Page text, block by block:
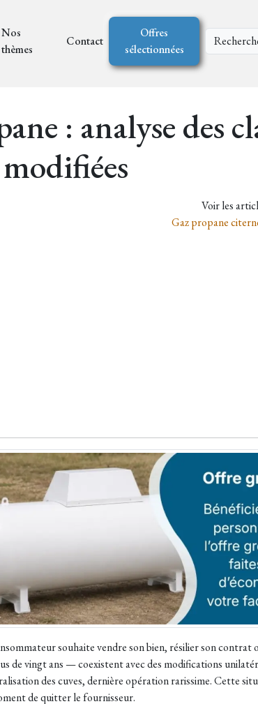
Nos
thèmes
Contact
Offres
sélectionnées
: analyse des
Voir les
Gaz propane
souhaite vendre son bien, résilier son contrat
de vingt ans — coexistent avec des modifications
des cuves, dernière opération rarissime. Cette
de quitter le fournisseur.